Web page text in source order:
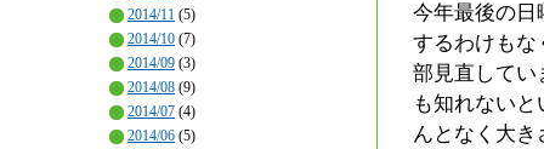
2014/11 (5)
2014/10 (7)
2014/09 (3)
2014/08 (9)
2014/07 (4)
2014/06 (5)
今年最後の日
するわけも
部見直してい
も知れない
んとなく大